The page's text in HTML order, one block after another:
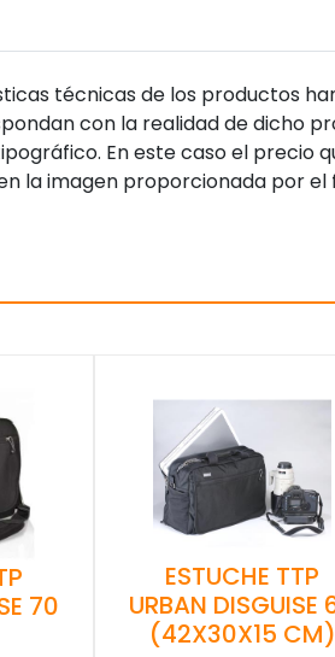
técnicas de los productos
con la realidad de dicho
En este caso el
la imagen proporcionada por
70
ESTUCHE TTP
URBAN DISGUISE
(42X30X15 CM)